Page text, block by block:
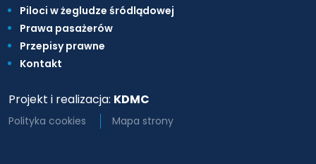
Piloci w żegludze śródlądowej
Prawa pasażerów
Przepisy prawne
Kontakt
Projekt i realizacja: KDMC
Polityka cookies Mapa strony